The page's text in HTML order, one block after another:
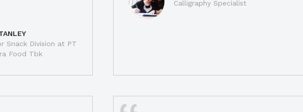
Snack Division at PT
Food Tbk
Calligraphy Specialist